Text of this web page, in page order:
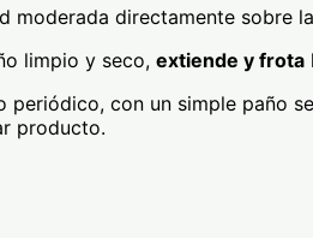
moderada directamente sobre
limpio y seco, extiende y frota
periódico, con un simple paño
producto.